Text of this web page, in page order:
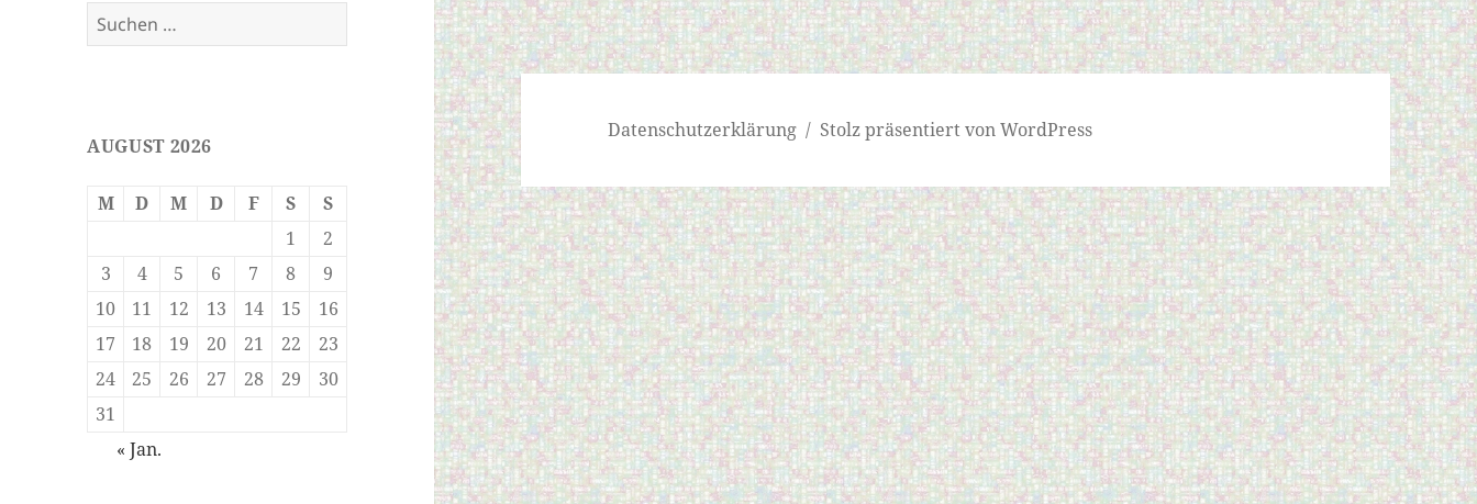
Suchen
nach:
AUGUST 2026
M D M D F S
S
1
2
3
4 5 6 7 8
9
10
11 12 13 14 15
16
17
18 19 20 21 22
23
24
25 26 27 28 29
30
31
« Jan.
Datenschutzerklärung Stolz präsentiert von WordPress